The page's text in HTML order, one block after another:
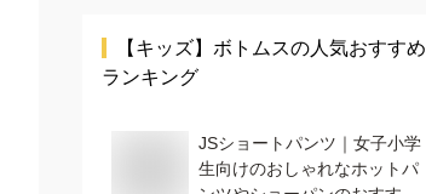
【キッズ】 ボトムスの人気おすすめ
ランキング
JSショートパンツ｜女子小学
生向けのおしゃれなホットパ